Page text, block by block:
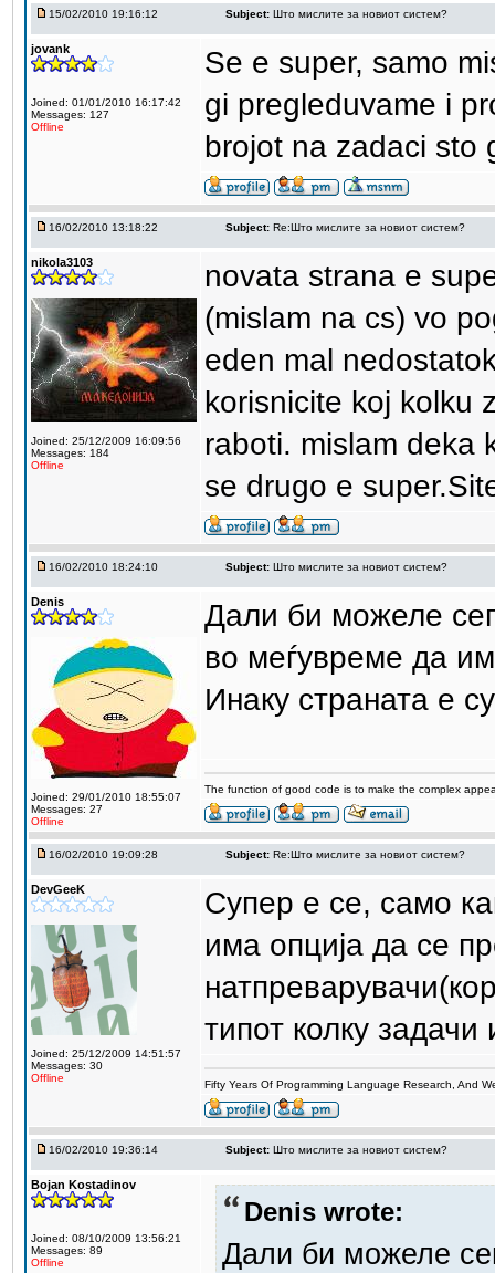
15/02/2010 19:16:12 Subject: Што мислите за новиот систем?
jovank
Joined: 01/01/2010 16:17:42
Messages: 127
Offline
Se e super, samo
gi pregleduvame i
brojot na zadaci sto
16/02/2010 13:18:22 Subject: Re:Што мислите за новиот систем?
nikola3103
Joined: 25/12/2009 16:09:56
Messages: 184
Offline
novata strana e
(mislam na cs) vo
eden mal
korisnicite koj kolku
raboti. mislam deka
se drugo e
16/02/2010 18:24:10 Subject: Што мислите за новиот систем?
Denis
Joined: 29/01/2010 18:55:07
Messages: 27
Offline
Дали би можеле
во меѓувреме да
Инаку страната е
The function of good code is to make the complex
16/02/2010 19:09:28 Subject: Re:Што мислите за новиот систем?
DevGeeK
Joined: 25/12/2009 14:51:57
Messages: 30
Offline
Супер е се, само
има опција да се
типот колку
Fifty Years Of Programming Language Research, And
16/02/2010 19:36:14 Subject: Што мислите за новиот систем?
Bojan Kostadinov
Joined: 08/10/2009 13:56:21
Messages: 89
Offline
Denis wrote:
Дали би можеле